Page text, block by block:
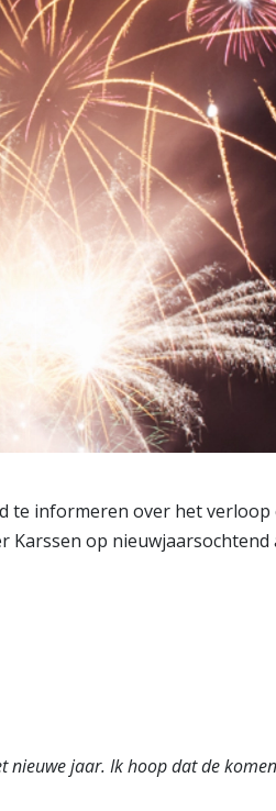
te informeren over het
op nieuwjaarsochtend
nieuwe jaar. Ik hoop dat de